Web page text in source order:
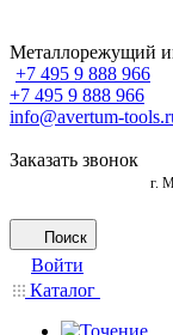
Металлорежущий
+7 495 9 888 966
+7 495 9 888 966
info@avertum-
Заказать звонок
г.
Поиск
Войти
Каталог